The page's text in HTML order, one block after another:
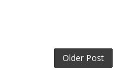
Older Post